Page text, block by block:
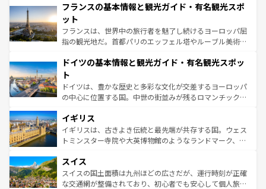
ませてくれるイタリアで、忘れられない旅をしてみよう！
なお、新着のイタリア情報は
しい。
文化が根付くこの国では、情熱的なフラメンコ、熱気あふ
れる闘牛、そして美味しいタパスが生活の一部となってい
る。首都マドリードの洗練された雰囲気や、バルセロナの
アートに溢れた街角から、地方では古代ローマ遺跡や中世
せる。地方によって風土や気候が異なるスペインはその個
ンテンツ一覧 を参照してほしい。
フランスの基本情報と観光ガイド・有名観光スポ
ット
フランスは、世界中の旅行者を魅了し続けるヨーロッパ屈
指の観光地だ。首都パリのエッフェル塔やルーブル美術館
で、幅広い魅力が詰まっている。華麗な宮殿、歴史的な大
聖堂、美しいビーチ、そして豊かな自然が、訪れる者を心
から魅了する。また、フランスは美食の国としても知ら
れ、フランス料理はユネスコ無形文化遺産にも登録されて
香り高いラベンダー畑など、多彩な楽しみ方が可能だ。さ
らに、パリ以外の地域にも魅力が溢れており、どの街角に
も豊かな歴史と文化が息づいている。パリ以外の個性あふ
を参照してほしい。
ドイツの基本情報と観光ガイド・有名観光スポッ
ト
ドイツは、豊かな歴史と多彩な文化が交差するヨーロッパ
の中心に位置する国。中世の街並みが残るロマンチック街
顔を持つこの国は、どこを歩いても飽きることがない。ベ
ルリンの文化的活気、バイエルン州のアルプスの絶景、そ
してライン川沿いのワイン畑といった風景は必見。ビール
は、お酒好きな人にはぜひ体験してほしい。 なお、新着の
ドイツ情報はコンテンツ一覧を参照してほしい。
イギリス
イギリスは、古きよき伝統と最先端が共存する国。ウェス
トミンスター寺院や大英博物館のようなランドマーク、歴
リアごとに異なる魅力がある。また、優雅なアフタヌーン
ティー、ビール好きにはたまらない英国パブ、サッカー観
戦など、本場だからこそできる体験も豊富。イギリスを旅
スイス
スイスの国土面積は九州ほどの広さだが、運行時刻が正確
な交通網が整備されており、初心者でも安心して個人旅行